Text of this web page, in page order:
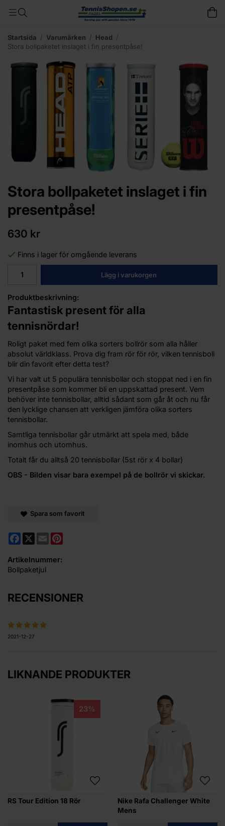
Startsida / Varumärken / Head /
Stora bollpaketet inslaget i fin presentpåse!
Stora bollpaketet inslaget i fin
presentpåse!
630 kr
Finns i lager för omgående leverans
Lägg i varukorgen
Produktbeskrivning:
Fantastisk present för alla
tennisnördar!
Roligt paket med fem olika sorters bollrör som alla håller
absolut världklass. Prova dig fram rör för rör, vilken tennisboll
blir din favorit efter detta test?
Vi har valt ut 5 populära tennisbollar och stoppat ned i en fin
presentpåse som kommer bli en uppskattad present. Vem
behöver inte tennisbollar, alltid sådant som går åt och nu får
den lycklige chansen att verkligen jämföra olika sorters
tennisbollar.
Samtliga tennisbollar går utmärkt att spela med, både
inomhus och utomhus.
Totalt får du alltså 20 tennisbollar (5st rör x 4 bollar)
OBS - Bilden visar bara exempel på de bollrör vi skickar.
Spara som favorit
Facebook
X Email
Artikelnummer:
Bollpaketjul
RECENSIONER
2021-12-27
LIKNANDE PRODUKTER
23%
RS Tour Edition 18 Rör
Nike Rafa Challenger White
Mens